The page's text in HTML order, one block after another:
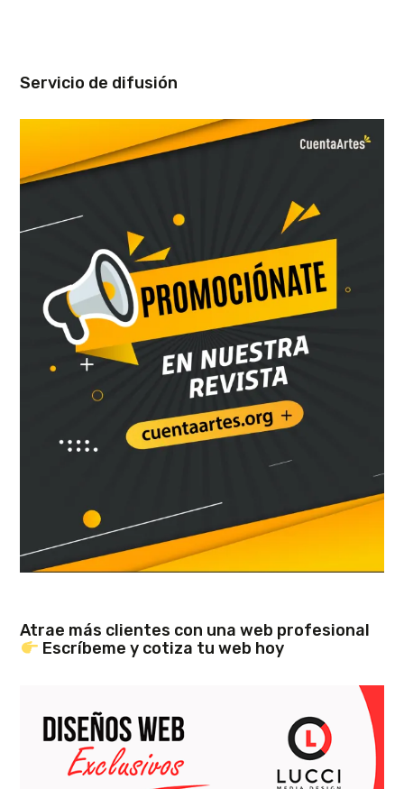
Servicio de difusión
Atrae más clientes con una web profesional
Escríbeme y cotiza tu web hoy